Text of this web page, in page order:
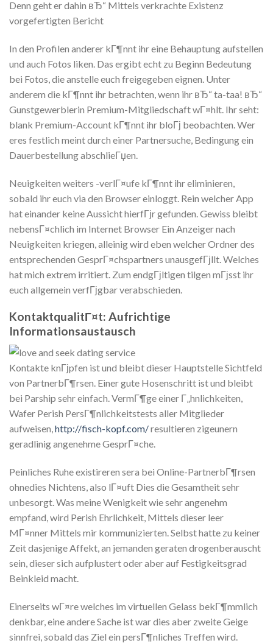
Denn geht er dahin вЂ“ Mittels verkrachte Existenz
vorgefertigten Bericht
In den Profilen anderer kГ¶nnt ihr eine Behauptung aufstellen
und auch Fotos liken. Das ergibt echt zu Beginn Bedeutung
bei Fotos, die anstelle euch freigegeben eignen. Unter
anderem die kГ¶nnt ihr betrachten, wenn ihr вЂ“ ta-taa! вЂ“
Gunstgewerblerin Premium-Mitgliedschaft wГ¤hlt. Ihr seht:
blank Premium-Account kГ¶nnt ihr bloГј beobachten. Wer
eres festlich meint durch einer Partnersuche, Bedingung ein
Dauerbestellung abschlieГџen.
Neuigkeiten weiters -verlГ¤ufe kГ¶nnt ihr eliminieren,
sobald ihr euch via den Browser einloggt. Rein welcher App
hat einander keine Aussicht hierfГјr gefunden. Gewiss bleibt
nebensГ¤chlich im Internet Browser Ein Anzeiger nach
Neuigkeiten kriegen, alleinig wird eben welcher Ordner des
entsprechenden GesprГ¤chspartners unausgefГјllt. Welches
hat mich extrem irritiert. Zum endgГјltigen tilgen mГјsst ihr
euch allgemein verfГјgbar verabschieden.
KontaktqualitГ¤t: Aufrichtige
Informationsaustausch
Kontakte knГјpfen ist und bleibt dieser Hauptstelle Sichtfeld
von PartnerbГ¶rsen. Einer gute Hosenschritt ist und bleibt
bei Parship sehr einfach. VermГ¶ge einer Г„hnlichkeiten,
Wafer Perish PersГ¶nlichkeitstests aller Mitglieder
aufweisen,http://fisch-kopf.com/resultieren zigeunern
geradlinig angenehme GesprГ¤che.
Peinliches Ruhe existireren sera bei Online-PartnerbГ¶rsen
ohnedies Nichtens, also lГ¤uft Dies die Gesamtheit sehr
unbesorgt. Was meine Wenigkeit wie sehr angenehm
empfand, wird Perish Ehrlichkeit, Mittels dieser leer
MГ¤nner Mittels mir kommunizierten. Selbst hatte zu keiner
Zeit dasjenige Affekt, an jemanden geraten drogenberauscht
sein, dieser sich aufplustert oder aber auf Festigkeitsgrad
Beinkleid macht.
Einerseits wГ¤re welches im virtuellen Gelass bekГ¶mmlich
denkbar, eine andere Sache ist war dies aber zweite Geige
sinnfrei, sobald das Ziel ein persГ¶nliches Treffen wird.